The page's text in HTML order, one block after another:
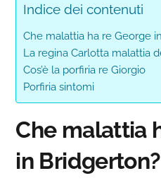
Indice dei contenuti
Che malattia ha re George
La regina Carlotta malattia
Cos’è la porfiria re Giorgio
Porfiria sintomi
Che malattia
in Bridgerton?